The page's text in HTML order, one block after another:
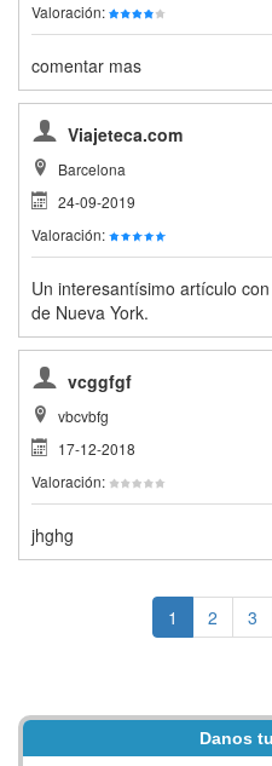
Valoración:
comentar mas
Viajeteca.com
Barcelona
24-09-2019
Valoración:
Un interesantísimo artículo
de Nueva York.
vcggfgf
vbcvbfg
17-12-2018
Valoración:
jhghg
1 2 3
Danos